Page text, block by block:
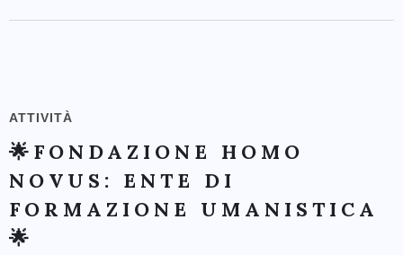
ATTIVITÀ
🌟FONDAZIONE HOMO
NOVUS: ENTE DI
FORMAZIONE UMANISTICA
🌟